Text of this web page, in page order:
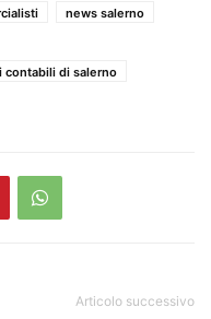
news salerno
contabili di salerno
Articolo successivo